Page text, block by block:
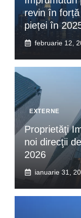
revin în
pieței în
februarie 12,
EXTERNE
Proprietăţi
noi direcţii
2026
ianuarie 31,